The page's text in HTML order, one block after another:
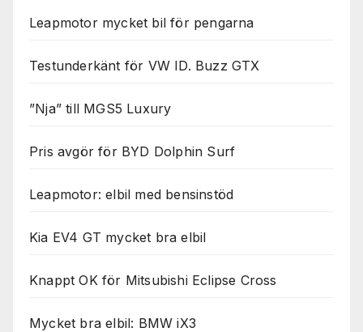
Leapmotor mycket bil för pengarna
Testunderkänt för VW ID. Buzz GTX
”Nja” till MGS5 Luxury
Pris avgör för BYD Dolphin Surf
Leapmotor: elbil med bensinstöd
Kia EV4 GT mycket bra elbil
Knappt OK för Mitsubishi Eclipse Cross
Mycket bra elbil: BMW iX3